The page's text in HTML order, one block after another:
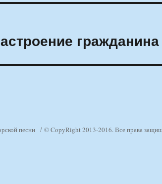
песни © CopyRight 2013-2016. Все права